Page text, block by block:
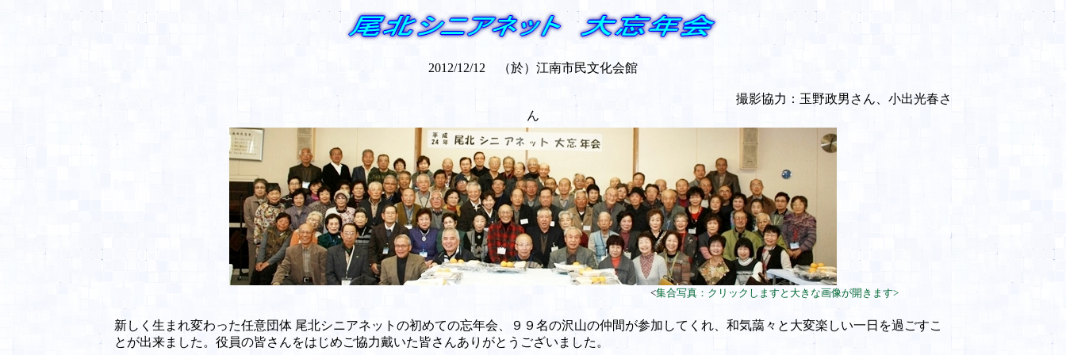
2012/12/12 （於）江南市民文化会館
撮影協力：玉野政男さん、小出光春さ
ん
<集合写真：クリックしますと大きな画像が開きます>
新しく生まれ変わった任意団体 尾北シニアネットの初めての忘年会、９９名の沢山の仲間が参加してくれ、和気藹々と大変楽しい一日を過ごすこ
とが出来ました。役員の皆さんをはじめご協力戴いた皆さんありがとうございました。